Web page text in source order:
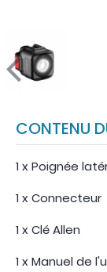
CONTENU
1 x Poignée
1 x Connecteur
1 x Clé Allen
1 x Manuel de